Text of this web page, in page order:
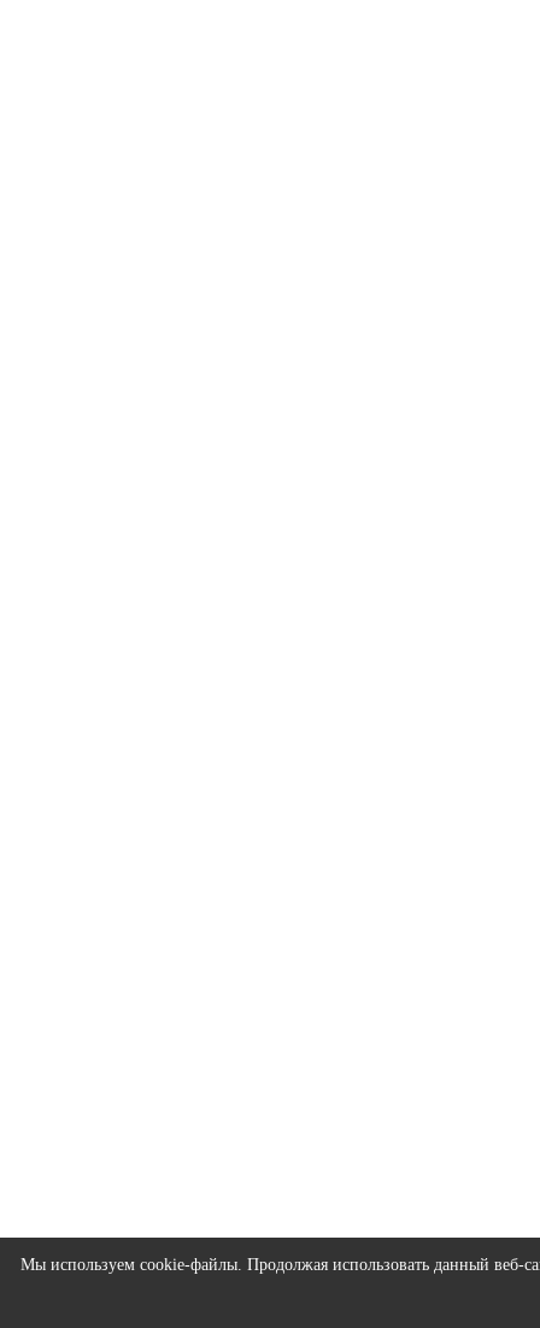
Мы используем cookie-файлы. Продолжая использовать данный веб-